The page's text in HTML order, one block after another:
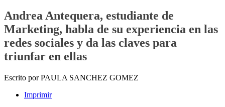
Andrea Antequera, estudiante de
Marketing, habla de su experiencia en las
redes sociales y da las claves para
triunfar en ellas
Escrito por PAULA SANCHEZ GOMEZ
Imprimir